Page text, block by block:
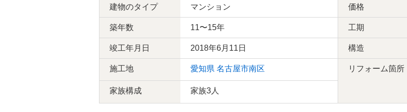
建物のタイプ マンション 価格
築年数 11〜15年 工期
竣工年月日 2018年6月11日 構造
施工地 愛知県 名古屋市南区 リフォーム箇所
家族構成 家族3人